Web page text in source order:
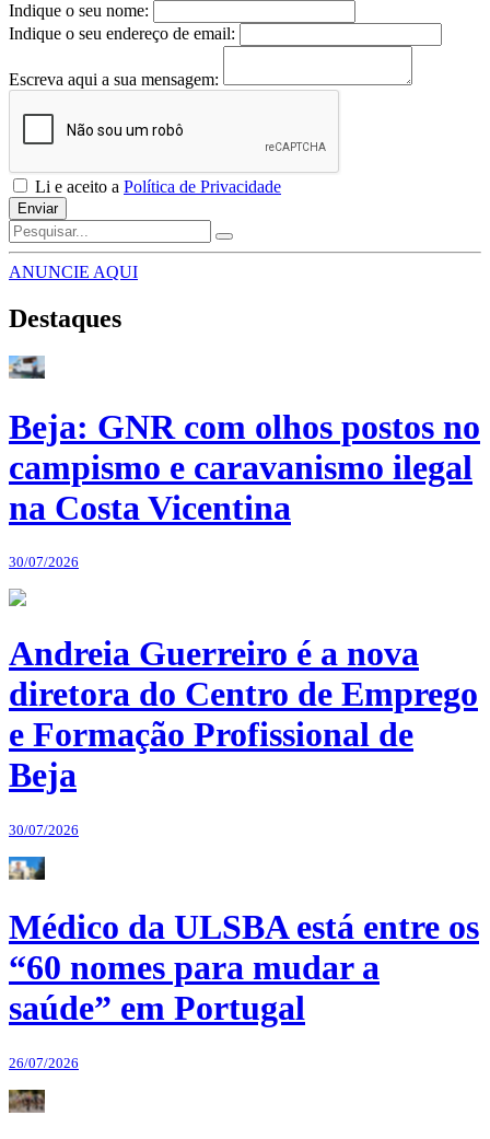
Indique o seu nome:
Indique o seu endereço de email:
Escreva aqui a sua mensagem:
Li e aceito a Política de Privacidade
Enviar
ANUNCIE AQUI
Destaques
Beja: GNR com olhos postos no
campismo e caravanismo ilegal
na Costa Vicentina
30/07/2026
Andreia Guerreiro é a nova
diretora do Centro de Emprego
e Formação Profissional de
Beja
30/07/2026
Médico da ULSBA está entre os
“60 nomes para mudar a
saúde” em Portugal
26/07/2026